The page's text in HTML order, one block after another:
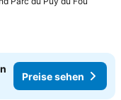
Preise sehen